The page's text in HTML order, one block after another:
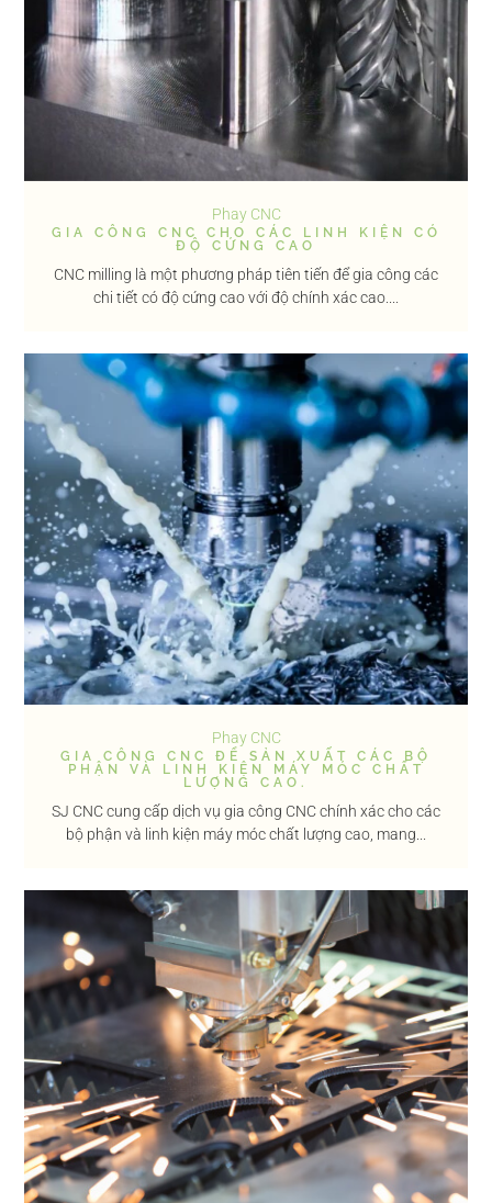
Phay CNC
GIA CÔNG CNC CHO CÁC LINH KIỆN CÓ
ĐỘ CỨNG CAO
CNC milling là một phương pháp tiên tiến để gia công các
chi tiết có độ cứng cao với độ chính xác cao....
Phay CNC
GIA CÔNG CNC ĐỂ SẢN XUẤT CÁC BỘ
PHẬN VÀ LINH KIỆN MÁY MÓC CHẤT
LƯỢNG CAO.
SJ CNC cung cấp dịch vụ gia công CNC chính xác cho các
bộ phận và linh kiện máy móc chất lượng cao, mang...